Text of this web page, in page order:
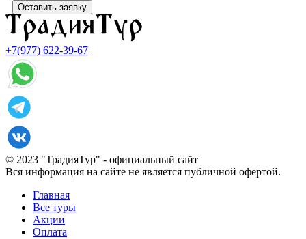
Оставить заявку
+7(977) 622-39-67
© 2023 "ТрадияТур" - официальный сайт
Вся информация на сайте не является публичной офертой.
Главная
Все туры
Акции
Оплата